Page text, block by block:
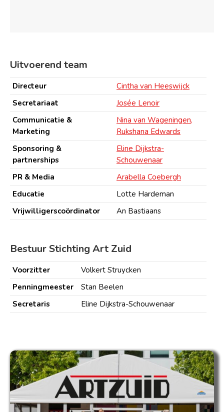
Uitvoerend team
Directeur
Cintha van Heeswijck
Secretariaat
Josée Lenoir
Communicatie &
Marketing
Nina van Wageningen,
Rukshana Edwards
Sponsoring &
partnerships
Eline Dijkstra-
Schouwenaar
PR & Media
Arabella Coebergh
Educatie
Lotte Hardeman
Vrijwilligerscoördinator
An Bastiaans
Bestuur Stichting Art Zuid
Voorzitter
Volkert Struycken
Penningmeester
Stan Beelen
Secretaris
Eline Dijkstra-Schouwenaar